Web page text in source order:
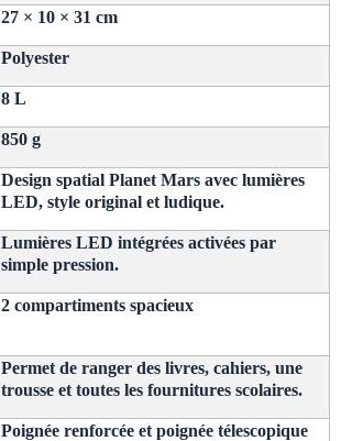
27 × 10 × 31 cm
Polyester
8 L
850 g
Design spatial Planet Mars avec lumières
LED, style original et ludique.
Lumières LED intégrées activées par
simple pression.
2 compartiments spacieux
Permet de ranger des livres, cahiers, une
trousse et toutes les fournitures scolaires.
Poignée renforcée et poignée télescopique